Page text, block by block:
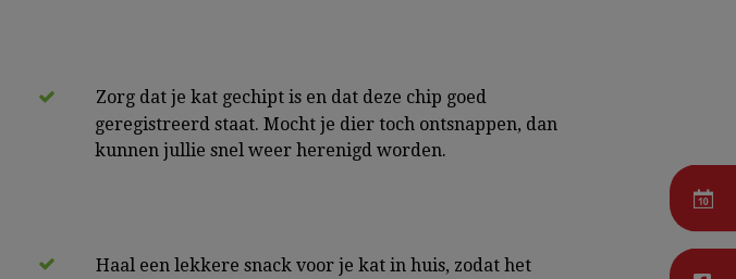
Zorg dat je kat gechipt is en dat deze chip goed
geregistreerd staat. Mocht je dier toch ontsnappen, dan
kunnen jullie snel weer herenigd worden.
Haal een lekkere snack voor je kat in huis, zodat het